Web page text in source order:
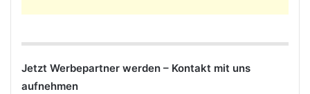
Jetzt Werbepartner werden – Kontakt mit uns
aufnehmen